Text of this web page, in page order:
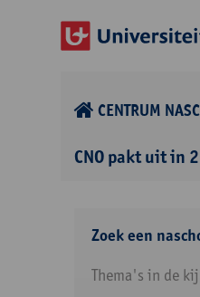
CENTRUM
CNO pakt uit in
Zoek een
Thema's in de